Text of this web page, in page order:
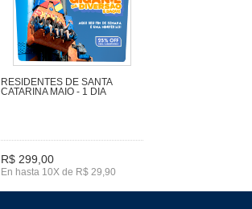
RESIDENTES DE SANTA
CATARINA MAIO - 1 DIA
R$ 299,00
En hasta 10X de R$ 29,90